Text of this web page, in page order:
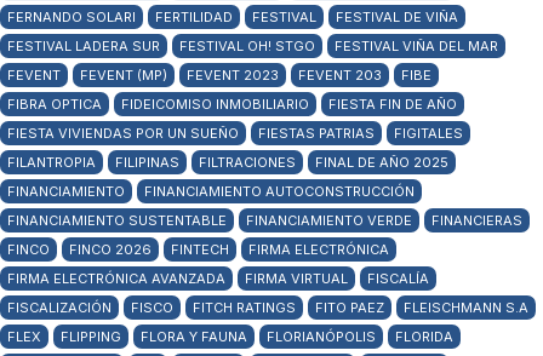
FERNANDO SOLARI
FERTILIDAD FESTIVAL
FESTIVAL DE VIÑA
FESTIVAL LADERA SUR
FESTIVAL OH! STGO
FESTIVAL VIÑA DEL MAR
FEVENT
FEVENT (MP) FEVENT 2023 FEVENT 203
FIBE
FIBRA OPTICA
FIDEICOMISO INMOBILIARIO
FIESTA FIN DE AÑO
FIESTA VIVIENDAS POR UN SUEÑO
FIESTAS PATRIAS
FIGITALES
FILANTROPIA
FILIPINAS FILTRACIONES
FINAL DE AÑO 2025
FINANCIAMIENTO
FINANCIAMIENTO AUTOCONSTRUCCIÓN
FINANCIAMIENTO SUSTENTABLE
FINANCIAMIENTO VERDE
FINANCIERAS
FINCO
FINCO 2026 FINTECH
FIRMA ELECTRÓNICA
FIRMA ELECTRÓNICA AVANZADA
FIRMA VIRTUAL
FISCALÍA
FISCALIZACIÓN
FISCO FITCH RATINGS FITO PAEZ
FLEISCHMANN S.A
FLEX
FLIPPING FLORA Y FAUNA FLORIANÓPOLIS
FLORIDA